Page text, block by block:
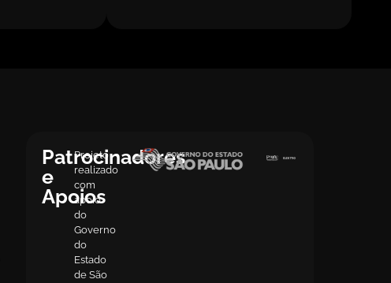
Patrocinadores
e
Apoios
Projeto
realizado
com
apoio
do
Governo
do
Estado
de São